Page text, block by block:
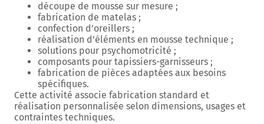
découpe de mousse sur mesure ;
fabrication de matelas ;
confection d’oreillers ;
réalisation d’éléments en mousse technique ;
solutions pour psychomotricité ;
composants pour tapissiers-garnisseurs ;
fabrication de pièces adaptées aux besoins
spécifiques.
Cette activité associe fabrication standard et
réalisation personnalisée selon dimensions, usages et
contraintes techniques.